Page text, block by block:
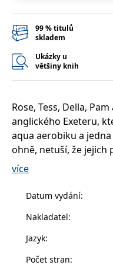
99 % titulů
skladem
Ukázky u
většiny knih
Rose, Tess, Della,
anglického Exeteru,
aqua aerobiku a
ohně, netuší, že jejich
nabrat pořádné
Jenny se totiž
přítelkyně ten
totiž se svým synem
více
Datum vydání:
Nakladatel:
Jazyk:
Počet stran:
CookieConsent
G_ENABLED_IDPS
ASP.NET_SessionId